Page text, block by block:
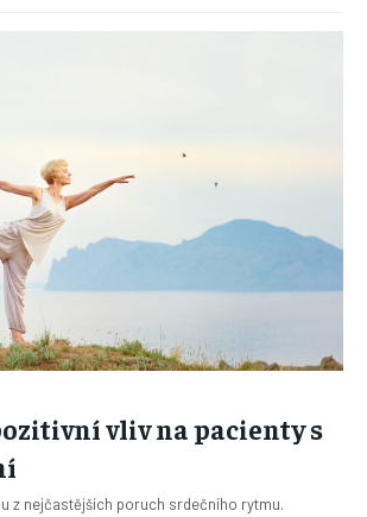
vliv na pacienty s
z nejčastějších poruch srdečního rytmu.